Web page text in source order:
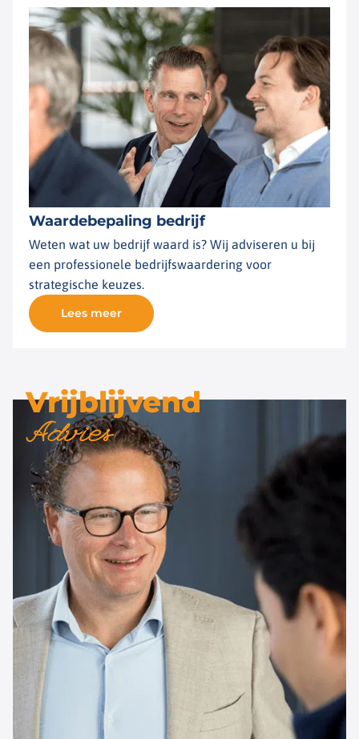
Waardebepaling bedrijf
Weten wat uw bedrijf waard is? Wij adviseren u bij
een professionele bedrijfswaardering voor
strategische keuzes.
Lees meer
Vrijblijvend
Advies